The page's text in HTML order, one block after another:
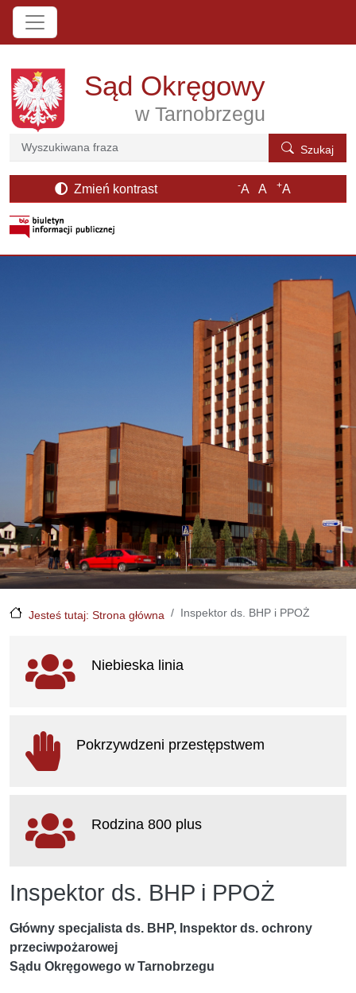
Przejdź do treści
Sąd Okręgowy
w Tarnobrzegu
Szukaj
Szukaj
Zmień kontrast -A A +A
otwiera się w nowym oknie
Jesteś tutaj: Strona główna Inspektor ds. BHP i PPOŻ
Inspektor ds. BHP i PPOŻ
Główny specjalista ds. BHP, Inspektor ds. ochrony
przeciwpożarowej
Sądu Okręgowego w Tarnobrzegu
Ważne linki
Niebieska linia
Pokrzywdzeni przestępstwem
Rodzina 800 plus